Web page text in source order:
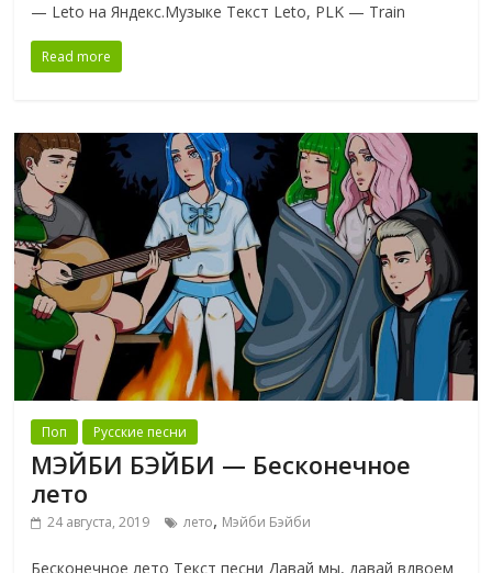
— Leto на Яндекс.Музыке Текст Leto, PLK — Train
Read more
Поп Русские песни
МЭЙБИ БЭЙБИ — Бесконечное
лето
24 августа, 2019 лето, Мэйби Бэйби
Бесконечное лето Текст песни Давай мы, давай вдвоем